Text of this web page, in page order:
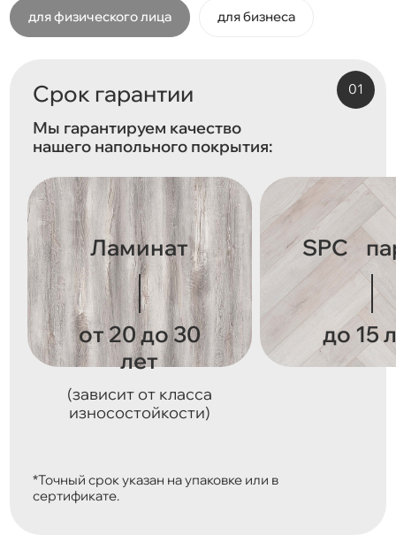
для физического лица для бизнеса
Срок гарантии
Мы гарантируем качество
нашего напольного покрытия:
Ламинат
от 20 до 30
лет
(зависит от класса
износостойкости)
SPC
до 15
*Точный срок указан на упаковке или в
сертификате.